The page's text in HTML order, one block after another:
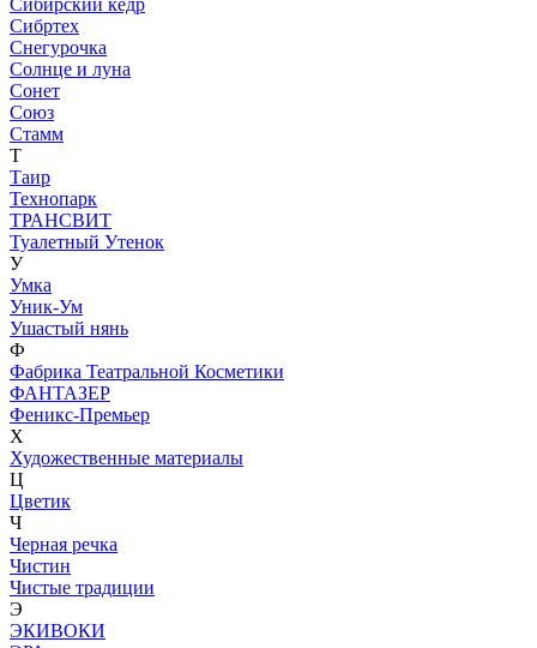
Сибирский кедр
Сибртех
Снегурочка
Солнце и луна
Сонет
Союз
Стамм
Т
Таир
Технопарк
ТРАНСВИТ
Туалетный Утенок
У
Умка
Уник-Ум
Ушастый нянь
Ф
Фабрика Театральной Косметики
ФАНТАЗЕР
Феникс-Премьер
Х
Художественные материалы
Ц
Цветик
Ч
Черная речка
Чистин
Чистые традиции
Э
ЭКИВОКИ